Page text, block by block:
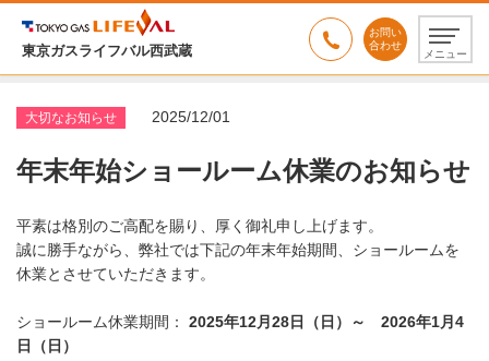
東京ガスライフバル西武蔵
お問い
合わせ
メニュー
大切なお知らせ 2025/12/01
年末年始ショールーム休業のお知らせ
平素は格別のご高配を賜り、厚く御礼申し上げます。
誠に勝手ながら、弊社では下記の年末年始期間、ショールームを
休業とさせていただきます。
ショールーム休業期間： 2025年12月28日（日）～ 2026年1月4
日（日）